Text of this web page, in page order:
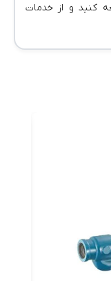
کنید و از خدمات